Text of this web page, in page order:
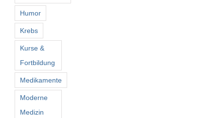
Humor
Krebs
Kurse &
Fortbildung
Medikamente
Moderne
Medizin